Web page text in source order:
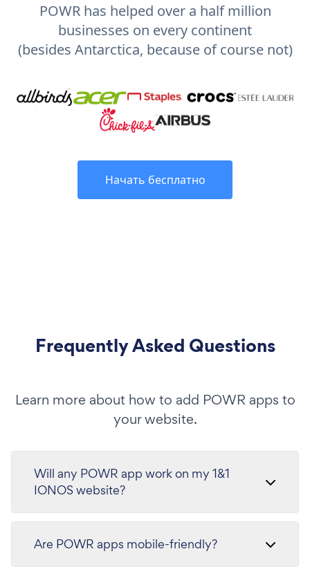
POWR has helped over a half million
businesses on every continent
(besides Antarctica, because of course not)
Начать бесплатно
Frequently Asked Questions
Learn more about how to add POWR apps to
your website.
Will any POWR app work on my 1&1
IONOS website?
Are POWR apps mobile-friendly?